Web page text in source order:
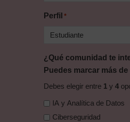
Perfil *
¿Qué comunidad te
Puedes marcar más de
Debes elegir entre 1y 4
IA y Analítica de Datos
Ciberseguridad